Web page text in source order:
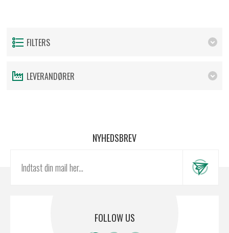
FILTERS
LEVERANDØRER
NYHEDSBREV
FOLLOW US